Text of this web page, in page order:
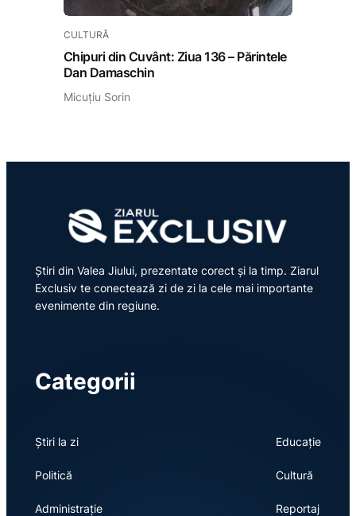
CULTURĂ
Chipuri din Cuvânt: Ziua 136 – Părintele
Dan Damaschin
Micuțiu Sorin
Știri din Valea Jiului, prezentate corect și la timp. Ziarul
Exclusiv te conectează zi de zi la cele mai importante
evenimente din regiune.
Categorii
Știri la zi
Politică
Administrație
Educație
Cultură
Reportaj